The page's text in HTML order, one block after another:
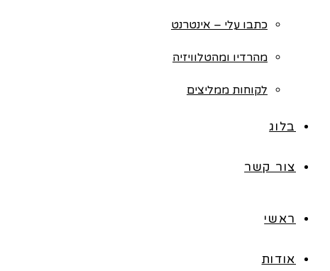
כתבו עלי – אינטרנט
מהרדיו ומהטלוויזיה
לקוחות ממליצים
בלוג
צור קשר
ראשי
אודות